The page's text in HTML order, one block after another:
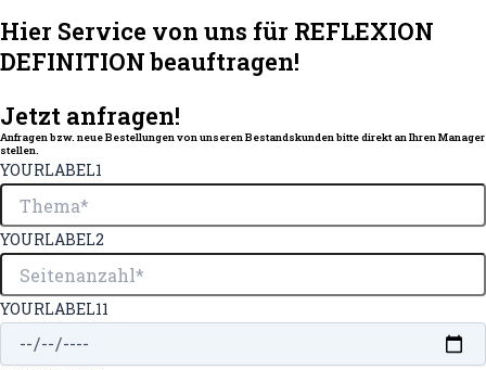
Hier Service von uns für REFLEXION
DEFINITION beauftragen!
Jetzt anfragen!
Anfragen bzw. neue Bestellungen von unseren Bestandskunden bitte direkt an Ihren Manager
stellen.
YOURLABEL1
YOURLABEL2
YOURLABEL11